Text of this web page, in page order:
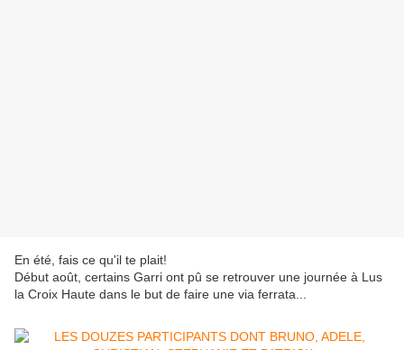
En été, fais ce qu'il te plait!
Début août, certains Garri ont pû se retrouver une journée à Lus
la Croix Haute dans le but de faire une via ferrata...